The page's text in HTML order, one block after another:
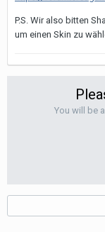
P.S. Wir also bitten
um einen Skin zu
You will be